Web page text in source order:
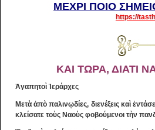
ΜΕΧΡΙ ΠΟΙΟ
https://
ΚΑΙ ΤΩΡΑ, ΔΙΑΤΙ
Ἀγαπητοὶ Ἱεράρχες
Μετὰ ἀπὸ παλινῳδίες, διενέξεις καὶ
κλείσατε τοὺς Ναοὺς φοβούμενοι τὴν